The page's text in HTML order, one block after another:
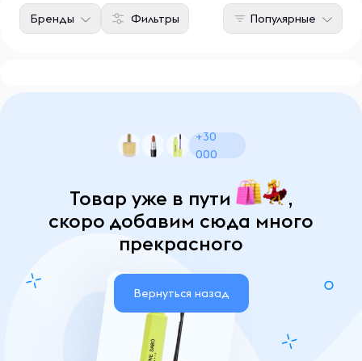
Фильтры
Бренды Популярные
+30
000
Товар уже в пути
,
скоро добавим сюда много
прекрасного
Вернуться назад